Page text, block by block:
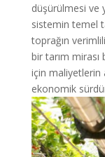
düşürülmesi ve
sistemin temel
toprağın
bir tarım mirası
için maliyetlerin
ekonomik